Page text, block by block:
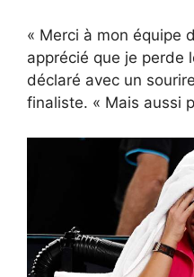
« Merci à mon équipe
apprécié que je perde
déclaré avec un
finaliste. « Mais aussi